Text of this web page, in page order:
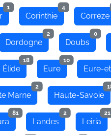
1
Corinthie
4
Corrèze
Dordogne
2
Doubs
0
Élide
18
Eure
10
Eure-
Marne
2
Haute-Savoie
81
Landes
2
Leiria
21